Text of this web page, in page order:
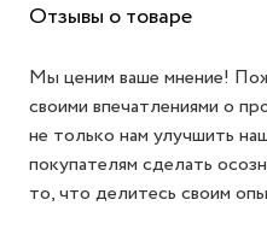
Отзывы о товаре
Мы ценим ваше мнение!
своими впечатлениями о
не только нам улучшить
покупателям сделать
то, что делитесь своим